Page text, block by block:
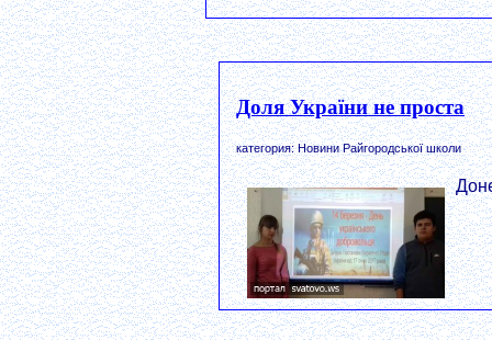
Доля України не проста
категория: Новини Райгородської школи